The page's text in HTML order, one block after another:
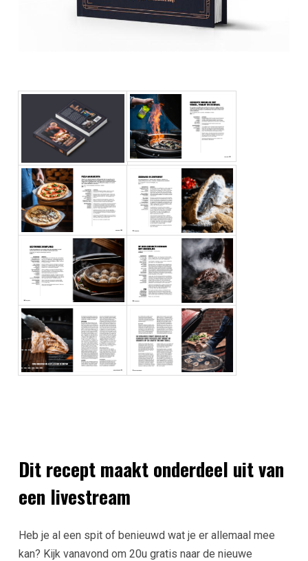
Dit recept maakt onderdeel uit van
een livestream
Heb je al een spit of benieuwd wat je er allemaal mee
kan? Kijk vanavond om 20u gratis naar de nieuwe